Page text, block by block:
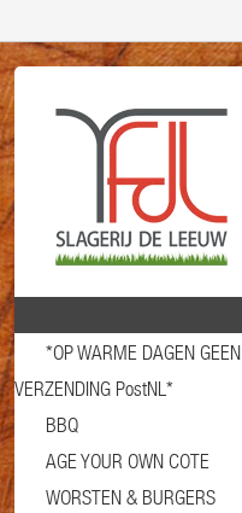
*OP WARME DAGEN GEEN
VERZENDING PostNL*
BBQ
AGE YOUR OWN COTE
WORSTEN & BURGERS